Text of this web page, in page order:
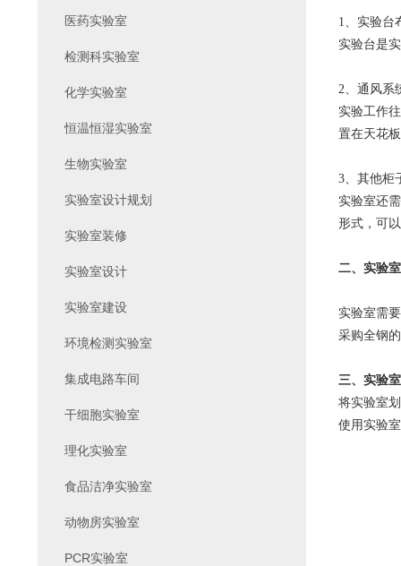
1、实验台
实验台是
2、通风系
实验工作
置在天花
3、其他柜
实验室还
形式，可
二、实验
实验室需
采购全钢
三、实验
将实验室
使用实验
医药实验室
检测科实验室
化学实验室
恒温恒湿实验室
生物实验室
实验室设计规划
实验室装修
实验室设计
实验室建设
环境检测实验室
集成电路车间
干细胞实验室
理化实验室
食品洁净实验室
动物房实验室
PCR实验室